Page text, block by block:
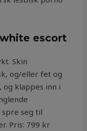
escort
Skin
og/eller fet og
og klappes inn i
seg til
Pris: 799 kr